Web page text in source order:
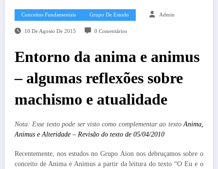
Conceitos Fundamentais Grupo De Estudo Admin
10 De Agosto De 2015 0 Comentários
Entorno da anima e animus
– algumas reflexões sobre
machismo e atualidade
Nota: Esse texto pode ser visto como complementar ao textoAnima,
Animus e Alteridade – Revisão do texto de 05/04/2010
Recentemente, nos estudos no Grupo Aion nos debruçamos sobre o
conceito de Anima e Animus a partir da leitura do texto “O Eu e o